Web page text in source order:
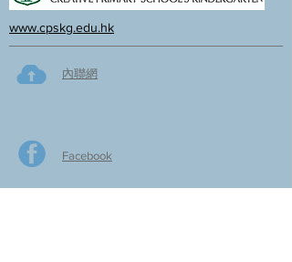
www.cpskg.edu.hk
內聯網
Facebook